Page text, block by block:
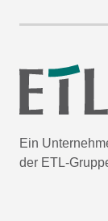
Ein
der ETL-